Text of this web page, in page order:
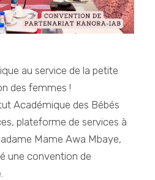
au service de la petite
des femmes !
Académique des Bébés
plateforme de services à
Mame Awa Mbaye,
une convention de